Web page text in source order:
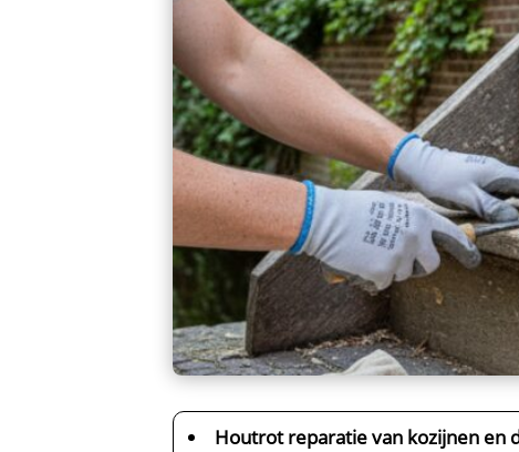
Houtrot reparatie van kozijnen en